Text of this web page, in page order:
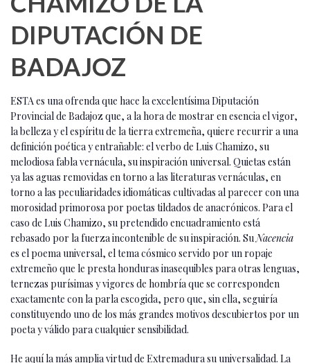
DIPUTACIÓN DE
BADAJOZ
ESTA es una ofrenda que hace la excelentísima Diputación
Provincial de Badajoz que, a la hora de mostrar en esencia el vigor,
la belleza y el espíritu de la tierra extremeña, quiere recurrir a una
definición poética y entrañable: el verbo de Luis Chamizo, su
melodiosa fabla vernácula, su inspiración universal. Quietas están
ya las aguas removidas en torno a las literaturas vernáculas, en
torno a las peculiaridades idiomáticas cultivadas al parecer con una
morosidad primorosa por poetas tildados de anacrónicos. Para el
caso de Luis Chamizo, su pretendido encuadramiento está
rebasado por la fuerza incontenible de su inspiración. Su Nacencia
es el poema universal, el tema cósmico servido por un ropaje
extremeño que le presta honduras inasequibles para otras lenguas,
ternezas purísimas y vigores de hombría que se corresponden
exactamente con la parla escogida, pero que, sin ella, seguiría
constituyendo uno de los más grandes motivos descubiertos por un
poeta y válido para cualquier sensibilidad.
He aquí la más amplia virtud de Extremadura su universalidad. La